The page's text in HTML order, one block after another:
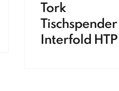
Tork
Tischspender
Interfold HTP